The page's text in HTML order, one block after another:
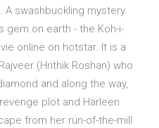
on earth - the Koh-i-
online on hotstar. It is a
(Hrithik Roshan) who
and along the way,
plot and Harleen
from her run-of-the-mill